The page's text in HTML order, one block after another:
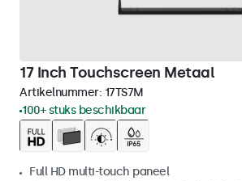
17 Inch Touchscreen Metaal
Artikelnummer: 17TS7M
100+ stuks beschikbaar
Full HD multi-touch paneel